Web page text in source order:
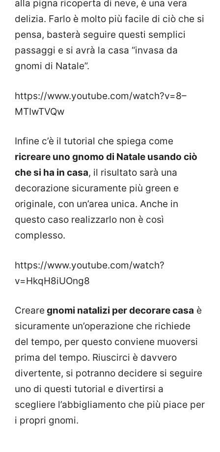
alla pigna ricoperta di neve, è una vera
delizia. Farlo è molto più facile di ciò che si
pensa, basterà seguire questi semplici
passaggi e si avrà la casa “invasa da
gnomi di Natale”.
https://www.youtube.com/watch?v=8–
MTIwTVQw
Infine c’è il tutorial che spiega come
ricreare uno gnomo di Natale usando ciò
che si ha in casa, il risultato sarà una
decorazione sicuramente più green e
originale, con un’area unica. Anche in
questo caso realizzarlo non è così
complesso.
https://www.youtube.com/watch?
v=HkqH8iUOng8
Creare gnomi natalizi per decorare casa è
sicuramente un’operazione che richiede
del tempo, per questo conviene muoversi
prima del tempo. Riuscirci è davvero
divertente, si potranno decidere si seguire
uno di questi tutorial e divertirsi a
scegliere l’abbigliamento che più piace per
i propri gnomi.